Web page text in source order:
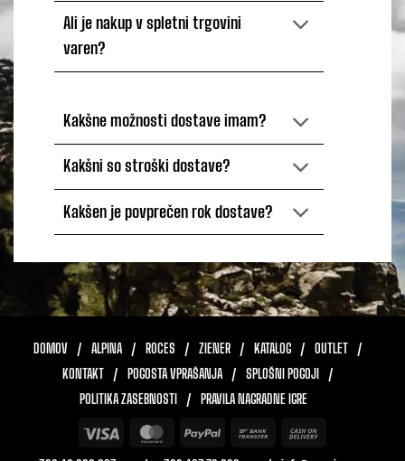
Ali je nakup v spletni trgovini
varen?
Kakšne možnosti dostave imam?
Kakšni so stroški dostave?
Kakšen je povprečen rok dostave?
DOMOV ALPINA ROCES ZIENER KATALOG
OUTLET
KONTAKT
POGOSTA VPRAŠANJA
SPLOŠNI POGOJI
POLITIKA ZASEBNOSTI
PRAVILA NAGRADNE IGRE
Visa MasterCardPayPal
Bank